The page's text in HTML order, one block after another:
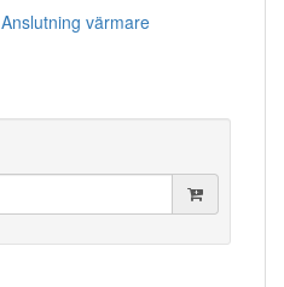
Anslutning värmare